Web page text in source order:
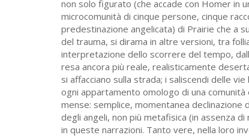
non solo figurato (che accade con Homer in
microcomunità di cinque persone, cinque
predestinazione angelicata) di Prairie che a
del trauma, si dirama in altre versioni, tra
interpretazione dello scorrere del tempo,
resa ancora più reale, realisticamente
si affacciano sulla strada; i saliscendi delle
ogni appartamento omologo di una
mense: semplice, momentanea declinazione
degli angeli, non più metafisica (in assenza
in queste narrazioni. Tanto vere, nella loro